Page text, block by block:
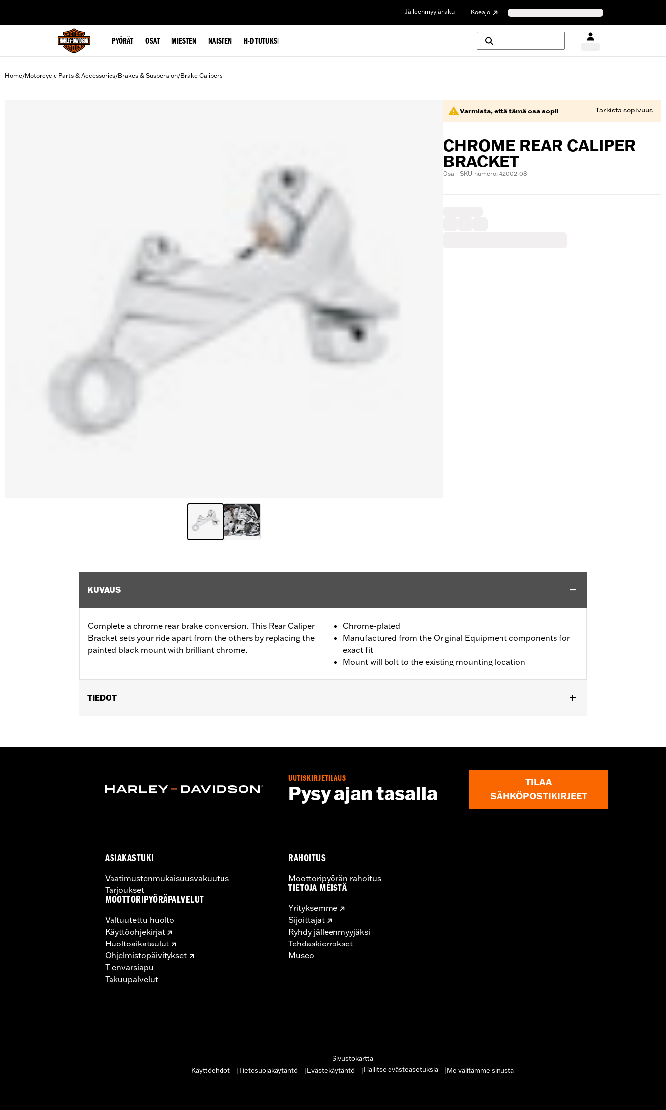
Jälleenmyyjähaku Koeajo
PYÖRÄT OSAT MIESTEN NAISTEN H-D TUTUKSI
Home/Motorcycle Parts & Accessories/Brakes & Suspension/Brake Calipers
Varmista, että tämä osa sopii Tarkista sopivuus
CHROME REAR CALIPER
BRACKET
Osa | SKU-numero: 42002-08
KUVAUS
Complete a chrome rear brake conversion. This Rear Caliper
Bracket sets your ride apart from the others by replacing the
painted black mount with brilliant chrome.
Chrome-plated
Manufactured from the Original Equipment components for
exact fit
Mount will bolt to the existing mounting location
TIEDOT
Position On Bike:Rear
www.h-d.com/warrantyfor full details
UUTISKIRJETILAUS
Pysy ajan tasalla
TILAA
SÄHKÖPOSTIKIRJEET
ASIAKASTUKI
Vaatimustenmukaisuusvakuutus
Tarjoukset
MOOTTORIPYÖRÄPALVELUT
Valtuutettu huolto
Käyttöohjekirjat
Huoltoaikataulut
Ohjelmistopäivitykset
Tienvarsiapu
Takuupalvelut
RAHOITUS
Moottoripyörän rahoitus
TIETOJA MEISTÄ
Yrityksemme
Sijoittajat
Ryhdy jälleenmyyjäksi
Tehdaskierrokset
Museo
Sivustokartta
Käyttöehdot
Tietosuojakäytäntö Evästekäytäntö Hallitse evästeasetuksia Me välitämme sinusta